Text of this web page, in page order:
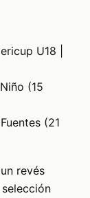
U18 |
(15
(21
revés